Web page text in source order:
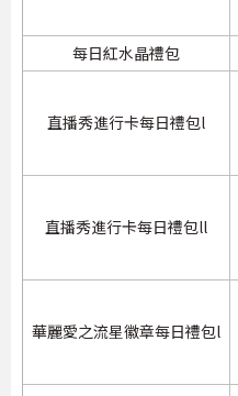
每日紅水晶禮包
直播秀進行卡每日禮包l
直播秀進行卡每日禮包ll
華麗愛之流星徽章每日禮包l